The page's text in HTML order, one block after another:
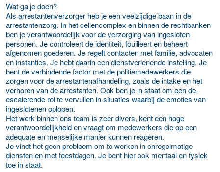
Wat ga je doen?
Als arrestantenverzorger heb je een veelzijdige baan in de
arrestantenzorg. In het cellencomplex en binnen de rechtbanken
ben je verantwoordelijk voor de verzorging van ingesloten
personen. Je controleert de identiteit, fouilleert en beheert
afgenomen goederen. Je regelt contacten met familie, advocaten
en instanties. Je hebt daarin een dienstverlenende instelling. Je
bent de verbindende factor met de politiemedewerkers die
zorgen voor de arrestantenafhandeling, zoals de intake en het
verhoren van de arrestanten. Ook ben je in staat om een de-
escalerende rol te vervullen in situaties waarbij de emoties van
ingeslotenen oplopen.
Het werk binnen ons team is zeer divers, kent een hoge
verantwoordelijkheid en vraagt om medewerkers die op een
adequate en menselijke manier kunnen reageren.
Je vindt het geen probleem om te werken in onregelmatige
diensten en met feestdagen. Je bent hier ook mentaal en fysiek
toe in staat.